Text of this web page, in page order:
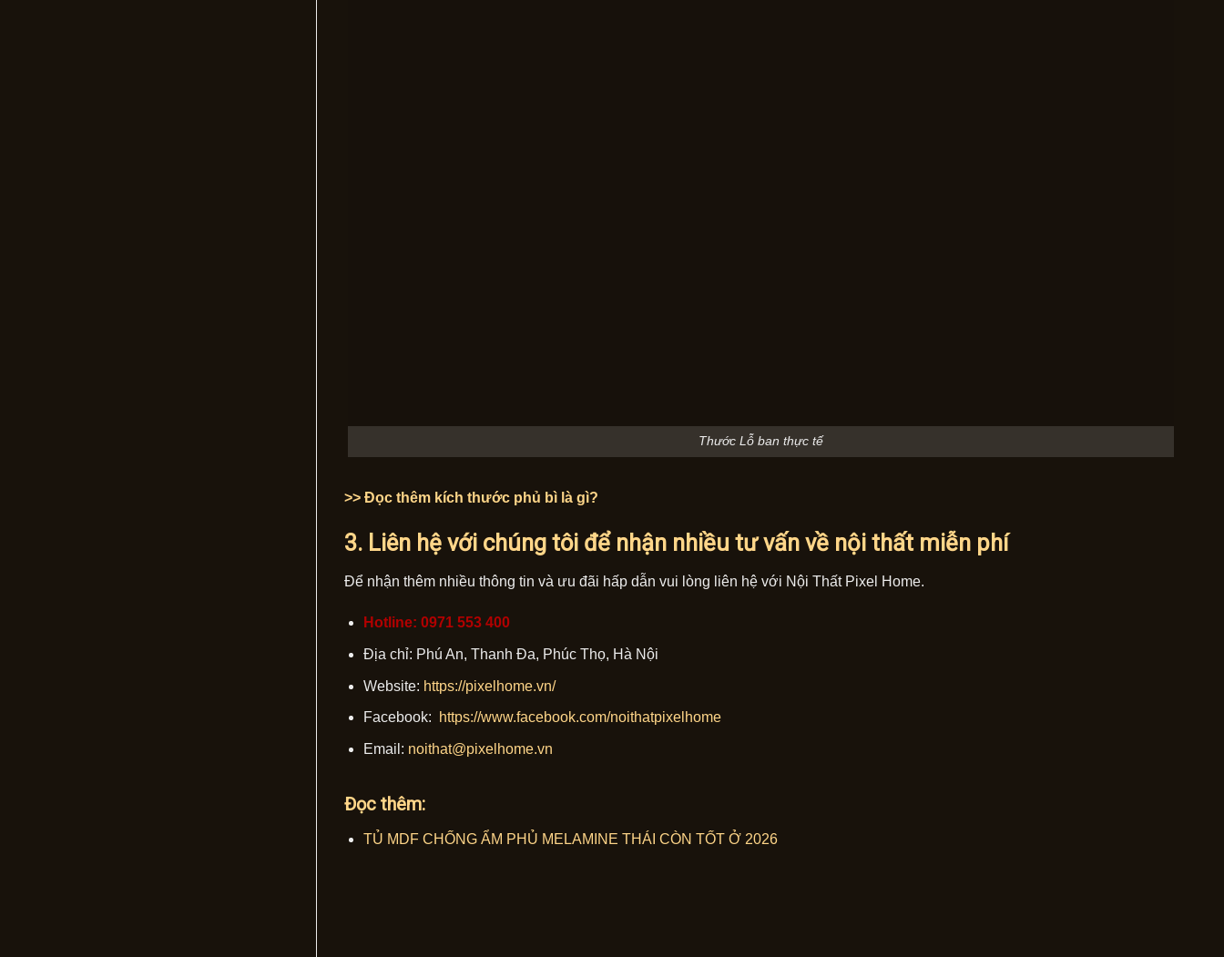
Thước Lỗ ban thực tế
>> Đọc thêm kích thước phủ bì là gì?
3. Liên hệ với chúng tôi để nhận nhiều tư vấn về nội thất miễn phí
Để nhận thêm nhiều thông tin và ưu đãi hấp dẫn vui lòng liên hệ với Nội Thất Pixel Home.
Hotline: 0971 553 400
Địa chỉ: Phú An, Thanh Đa, Phúc Thọ, Hà Nội
Website: https://pixelhome.vn/
Facebook: https://www.facebook.com/noithatpixelhome
Email: noithat@pixelhome.vn
Đọc thêm:
TỦ MDF CHỐNG ẨM PHỦ MELAMINE THÁI CÒN TỐT Ở 2026